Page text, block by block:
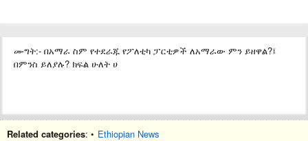
ሙግት:- በአማራ ስም የተደራጁ የፖለቲካ ፓርቲዎች ለአማራው ምን ይዘዋል?፤
በምንስ ይለያሉ? ክፍል ሁለት ሀ
Related categories: • Ethiopian News